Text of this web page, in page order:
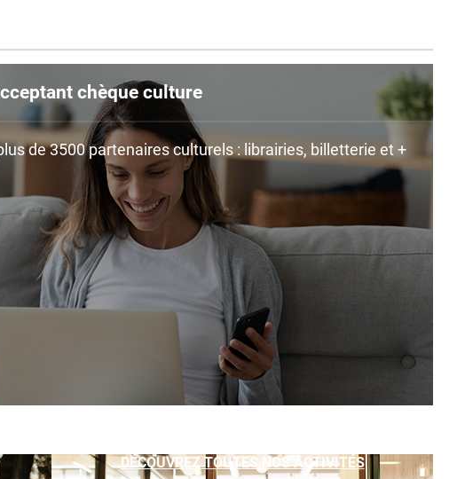
chèque culture
de 3500 partenaires culturels : librairies, billetterie et +
DÉCOUVREZ TOUTES NOS ACTIVITÉS